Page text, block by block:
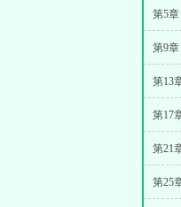
第5章
第9
第13
第17
第21
第25